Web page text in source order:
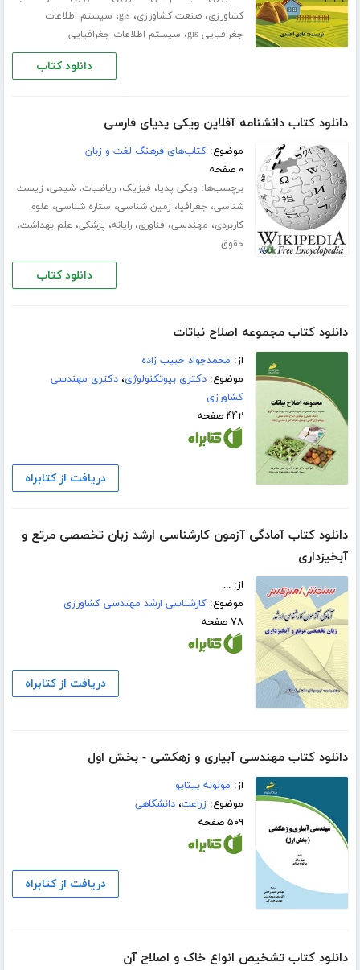
کشاورزی،صنعت کشاورزی،gis، سیستم اطلاعات
جغرافیایی gis
، سیستم اطلاعات جغرافیایی
دانلود کتاب
دانلود کتاب دانشنامه آفلاین ویکی پدیای فارسی
موضوع:کتاب‌های فرهنگ لغت و زبان
۰ صفحه
برچسب‌ها: ویکی پدیا، فیزیک،ریاضیات،شیمی، زیست
شناسی، جغرافیا، زمین شناسی، ستاره شناسی، علوم
کاربردی، مهندسی، فناوری،رایانه، پزشکی، علم بهداشت،
حقوق
دانلود کتاب
دانلود کتاب مجموعه اصلاح نباتات
از: محمدجواد حبیب زاده
موضوع:دکتری بیوتکنولوژی،دکتری مهندسی
کشاورزی
۴۴۲ صفحه
دریافت از کتابراه
دانلود کتاب آمادگی آزمون کارشناسی ارشد زبان تخصصی مرتع و
آبخیزداری
از: ...
موضوع:کارشناسی ارشد مهندسی کشاورزی
۷۸ صفحه
دریافت از کتابراه
دانلود کتاب مهندسی آبیاری و زهکشی - بخش اول
از: مولونه ییتایو
موضوع:زراعت،دانشگاهی
۵۰۹ صفحه
دریافت از کتابراه
دانلود کتاب تشخیص انواع خاک و اصلاح آن